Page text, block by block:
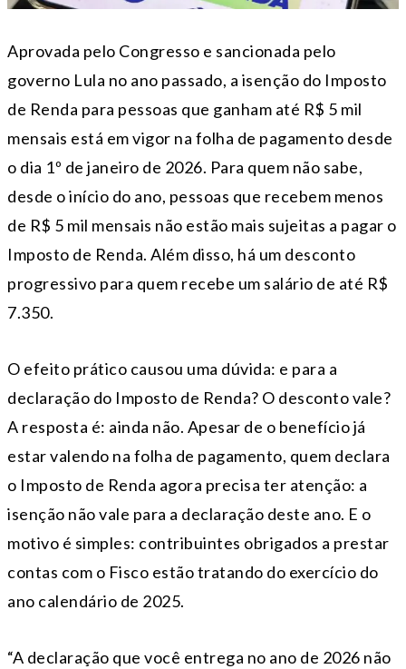
Aprovada pelo Congresso e sancionada pelo
governo Lula no ano passado, a isenção do Imposto
de Renda para pessoas que ganham até R$ 5 mil
mensais está em vigor na folha de pagamento desde
o dia 1º de janeiro de 2026. Para quem não sabe,
desde o início do ano, pessoas que recebem menos
de R$ 5 mil mensais não estão mais sujeitas a pagar o
Imposto de Renda. Além disso, há um desconto
progressivo para quem recebe um salário de até R$
7.350.
O efeito prático causou uma dúvida: e para a
declaração do Imposto de Renda? O desconto vale?
A resposta é: ainda não. Apesar de o benefício já
estar valendo na folha de pagamento, quem declara
o Imposto de Renda agora precisa ter atenção: a
isenção não vale para a declaração deste ano. E o
motivo é simples: contribuintes obrigados a prestar
contas com o Fisco estão tratando do exercício do
ano calendário de 2025.
“A declaração que você entrega no ano de 2026 não